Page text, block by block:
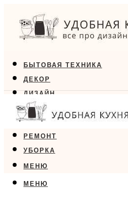
БЫТОВАЯ ТЕХНИКА
ДЕКОР
ДИЗАЙН
ЕДА
МЕБЕЛЬ
РЕМОНТ
УБОРКА
МЕНЮ
МЕНЮ